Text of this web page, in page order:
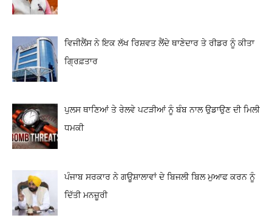
ਵਿਜੀਲੈਂਸ ਨੇ ਇਕ ਲੱਖ ਰਿਸ਼ਵਤ ਲੈਂਦੇ ਥਾਣੇਦਾਰ ਤੇ ਰੀਡਰ ਨੂੰ ਕੀਤਾ
ਗ੍ਰਿਫ਼ਤਾਰ
ਪੁਲਸ ਥਾਣਿਆਂ ਤੇ ਰੇਲਵੇ ਪਟੜੀਆਂ ਨੂੰ ਬੰਬ ਨਾਲ ਉਡਾਉਣ ਦੀ ਮਿਲੀ
ਧਮਕੀ
ਪੰਜਾਬ ਸਰਕਾਰ ਨੇ ਗਊਸ਼ਾਲਾਵਾਂ ਦੇ ਬਿਜਲੀ ਬਿਲ ਮੁਆਫ ਕਰਨ ਨੂੰ
ਦਿੱਤੀ ਮਨਜ਼ੂਰੀ